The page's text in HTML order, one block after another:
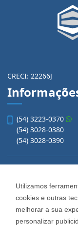
Utilizamos
cookies e outras
melhorar a sua
personalizar
CRECI: 22266J
(54) 3223-0370
(54) 3028-0380
(54) 3028-0390
Imobiliária
Rua Os Dezoito